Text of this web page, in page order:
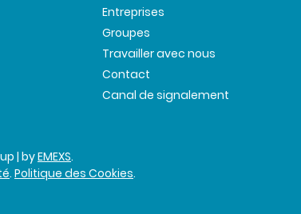
Entreprises
Groupes
Travailler avec nous
Contact
Canal de signalement
| byEMEXS.
. Politique des Cookies.